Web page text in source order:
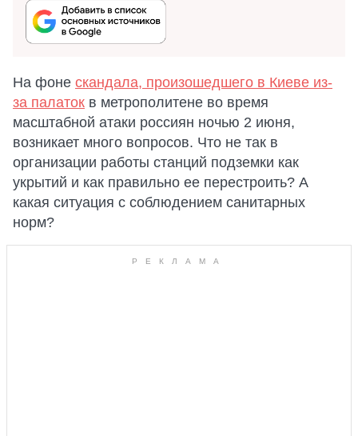
На фоне скандала, произошедшего в Киеве из-
за палаток в метрополитене во время
масштабной атаки россиян ночью 2 июня,
возникает много вопросов. Что не так в
организации работы станций подземки как
укрытий и как правильно ее перестроить? А
какая ситуация с соблюдением санитарных
норм?